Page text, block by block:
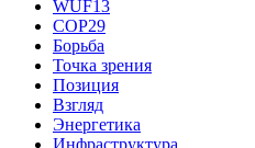
WUF13
COP29
Борьба
Точка зрения
Позиция
Взгляд
Энергетика
Инфраструктура